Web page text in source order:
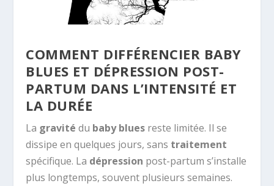
COMMENT DIFFÉRENCIER BABY
BLUES ET DÉPRESSION POST-
PARTUM DANS L’INTENSITÉ ET
LA DURÉE
La gravité du baby blues reste limitée. Il se
dissipe en quelques jours, sans traitement
spécifique. La dépression post-partum s’installe
plus longtemps, souvent plusieurs semaines.